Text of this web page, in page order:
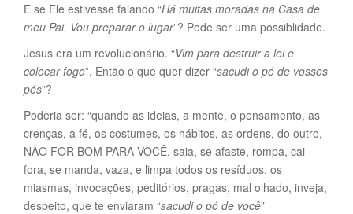
E se Ele estivesse falando “Há muitas moradas na Casa de
meu Pai. Vou preparar o lugar”? Pode ser uma possiblidade.
Jesus era um revolucionário. “Vim para destruir a lei e
colocar fogo”. Então o que quer dizer “sacudi o pó de vossos
pés”?
Poderia ser: “quando as ideias, a mente, o pensamento, as
crenças, a fé, os costumes, os hábitos, as ordens, do outro,
NÃO FOR BOM PARA VOCÊ, saia, se afaste, rompa, cai
fora, se manda, vaza, e limpa todos os resíduos, os
miasmas, invocações, peditórios, pragas, mal olhado, inveja,
despeito, que te enviaram “sacudi o pó de você”